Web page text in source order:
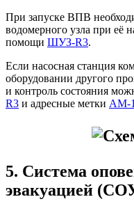
При запуске ВПВ
водомерного узла при её
помощи ШУЗ-R3.
Если насосная станция
оборудовании другого
и контроль состояния
R3 и адресные метки АМ-
5. Система
эвакуацией